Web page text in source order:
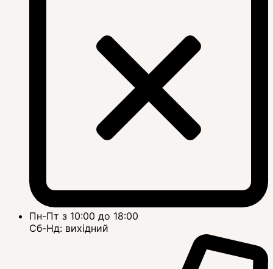
Пн-Пт з 10:00 до 18:00
Сб-Нд: вихідний